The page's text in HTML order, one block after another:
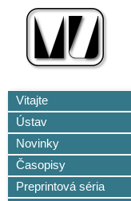
Vitajte
Ústav
Novinky
Časopisy
Preprintová séria